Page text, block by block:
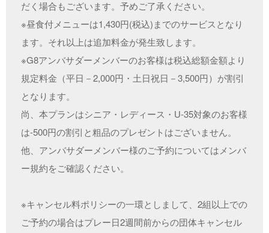
だく場合もございます。予めご了承ください。
※昼食付メニューは1,430円(税込)までのサービスとなり
ます。それ以上は追加料金が発生致します。
※G8アンバサダーメンバーのお客様は税込総額金額より
規定料金（平日－2,000円・土日祝日－3,500円）が割引
となります。
尚、本プランはシニア・レディース・U-35対象のお客様
は-500円の割引と粗品のプレゼントはございません。
他、アンバサダーメンバー様のご予約についてはメンバ
ー規約をご確認ください。
※キャンセル料ポリシーの一環としまして、2組以上での
ご予約の場合はプレー日2週間前からの団体キャンセル